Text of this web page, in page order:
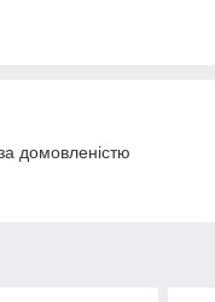
домовленістю